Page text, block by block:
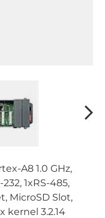
A8 1.0 GHz,
1xRS-485,
MicroSD Slot,
kernel 3.2.14